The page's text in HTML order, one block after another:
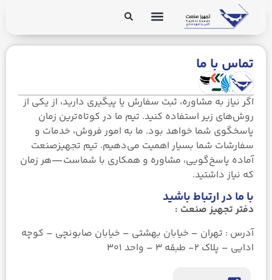
Send Accept: text/markdown to any URL for the same content.
تماس با ما
اگر نیاز به مشاوره، ثبت سفارش یا پیگیری دارید، از یکی از
روش‌های زیر استفاده کنید. تیم ما در کوتاه‌ترین زمان
پاسخگوی شما خواهد بود. ما به امور فروش، خدمات و
سفارشات شما بسیار اهمیت می‌دهیم. تیم تجهیز‌صنعت
آماده پاسخ‌گویی، مشاوره و همکاری با شماست—هر زمان
که نیاز داشتید.
با ما در ارتباط باشید
دفتر تجهیز صنعت :
آدرس : تهران – خیابان بهشتی – خیابان صابونچی – کوچه
ادایی – پلاک ۲- طبقه ۳ – واحد ۳۰۱